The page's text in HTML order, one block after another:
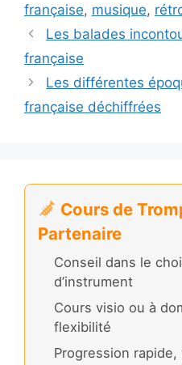
française, musique,
Les balades
française
Les différentes
française déchiffrées
Cours de
Partenaire
Conseil dans le
d’instrument
Cours visio ou à
flexibilité
Progression rapide,